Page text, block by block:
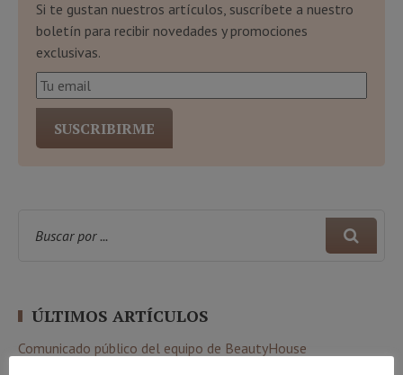
Si te gustan nuestros artículos, suscríbete a nuestro
boletín para recibir novedades y promociones
exclusivas.
ÚLTIMOS ARTÍCULOS
Comunicado público del equipo de BeautyHouse